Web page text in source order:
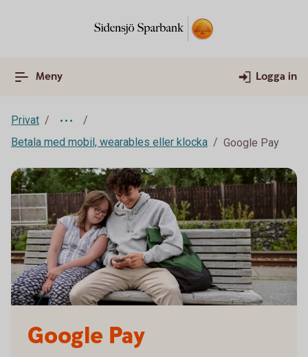
Meny Logga in
Privat
Betala med mobil, wearables eller klocka
Google Pay
Google Pay